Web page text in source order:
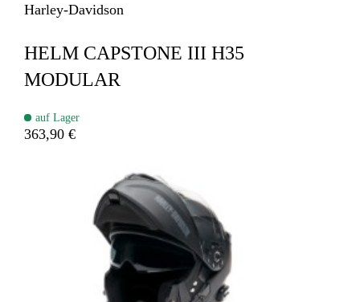
Harley-Davidson
HELM CAPSTONE III H35
MODULAR
auf Lager
363,90 €